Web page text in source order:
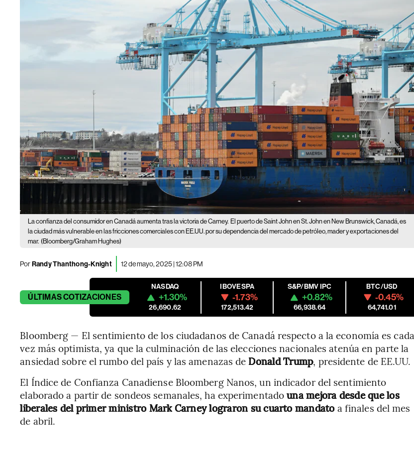
La confianza del consumidor en Canadá aumenta tras la victoria de Carney. El puerto de Saint John en St. John en New Brunswick, Canadá, es
la ciudad más vulnerable en las fricciones comerciales con EE.UU. por su dependencia del mercado de petróleo, mader y exportaciones del
mar. (Bloomberg/Graham Hughes)
PorRandy Thanthong-Knight 12 de mayo, 2025 | 12:08 PM
ÚLTIMASCOTIZACIONES
NASDAQ
+1.30%
26,690.62
IBOVESPA
-1.73%
172,513.42
S&P/BMV IPC
+0.82%
66,938.64
BTC/USD
-0.45%
64,741.01
Bloomberg — El sentimiento de los ciudadanos de Canadá respecto a la economía es cada
vez más optimista, ya que la culminación de las elecciones nacionales atenúa en parte la
ansiedad sobre el rumbo del país y las amenazas de Donald Trump, presidente de EE.UU.
El Índice de Confianza Canadiense Bloomberg Nanos, un indicador del sentimiento
elaborado a partir de sondeos semanales, ha experimentadouna mejora desde que los
liberales del primer ministro Mark Carney lograron su cuarto mandatoa finales del mes
de abril.